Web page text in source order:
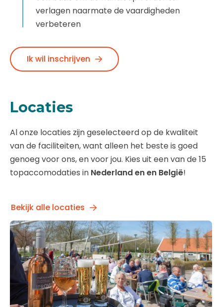
verlagen naarmate de vaardigheden
verbeteren
Ik wil inschrijven
Locaties
Al onze locaties zijn geselecteerd op de kwaliteit
van de faciliteiten, want alleen het beste is goed
genoeg voor ons, en voor jou. Kies uit een van de 15
topaccomodaties in Nederland en en België!
Bekijk alle locaties